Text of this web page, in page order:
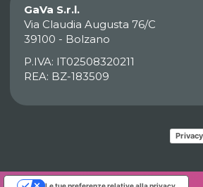
GaVa S.r.l.
Via Claudia Augusta 76/C
39100 - Bolzano
P.IVA: IT02508320211
REA: BZ-183509
Le tue preferenze relative alla privacy